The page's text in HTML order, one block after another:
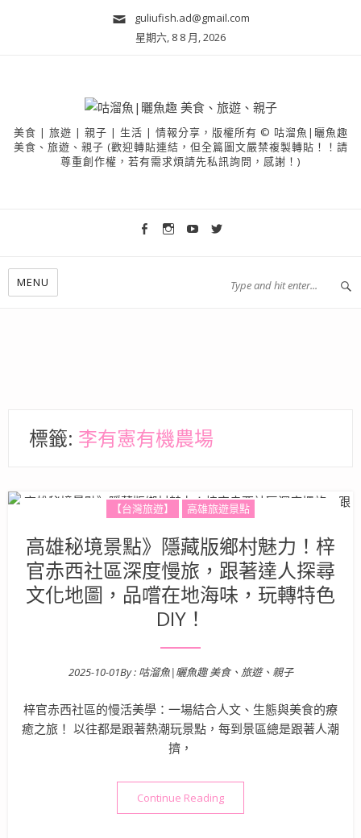
guliufish.ad@gmail.com
星期六, 8 8 月, 2026
美食 | 旅遊 | 親子 | 生活 | 情報分享，版權所有 © 咕溜魚|曬魚趣
美食、旅遊、親子 (歡迎轉貼連結，但全篇圖文嚴禁複製轉貼！！請
尊重創作權，若有需求煩請先私訊詢問，感謝！)
MENU
標籤: 李有憲有機農場
【台灣旅遊】 高雄旅遊景點
高雄秘境景點》隱藏版鄉村魅力！梓
官赤西社區深度慢旅，跟著達人探尋
文化地圖，品嚐在地海味，玩轉特色
DIY！
Posted on
2025-10-01By : 咕溜魚|曬魚趣 美食、旅遊、親子
梓官赤西社區的慢活美學：一場結合人文、生態與美食的療
癒之旅！ 以往都是跟著熱潮玩景點，每到景區總是跟著人潮
擠，
Continue Reading“高雄秘境景點》隱藏版鄉村